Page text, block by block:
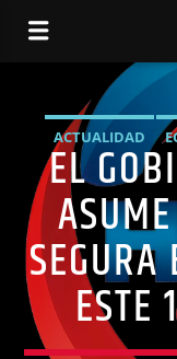
ACTUALIDAD
MINISTERIO DEL
EL
ESTE